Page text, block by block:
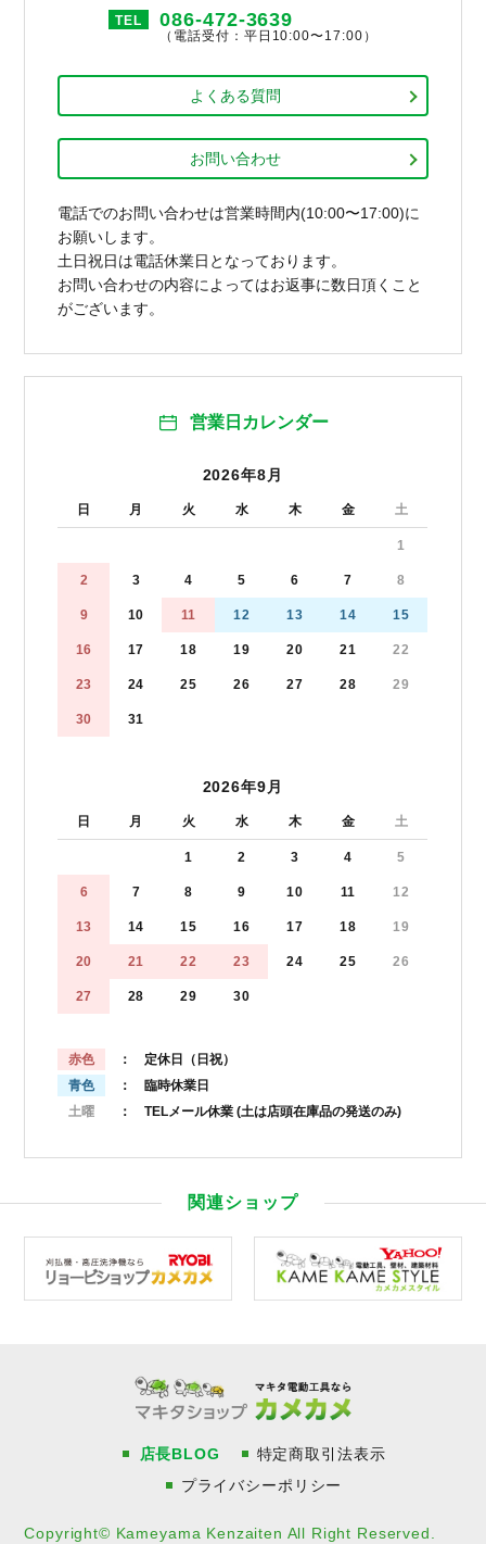
TEL 086-472-3639
（電話受付：平日10:00〜17:00）
よくある質問
お問い合わせ
電話でのお問い合わせは営業時間内(10:00〜17:00)に
お願いします。
土日祝日は電話休業日となっております。
お問い合わせの内容によってはお返事に数日頂くこと
がございます。
営業日カレンダー
2026年8月
日 月 火 水 木 金 土
1
2 3 4 5 6 7 8
9 10 11 12 13 14 15
16 17 18 19 20 21 22
23 24 25 26 27 28 29
30 31
2026年9月
日 月 火 水 木 金 土
1 2 3 4 5
6 7 8 9 10 11 12
13 14 15 16 17 18 19
20 21 22 23 24 25 26
27 28 29 30
赤色
： 定休日（日祝）
青色
： 臨時休業日
土曜
： TELメール休業 (土は店頭在庫品の発送のみ)
関連ショップ
店長BLOG
特定商取引法表示
プライバシーポリシー
Copyright© Kameyama Kenzaiten All Right Reserved.